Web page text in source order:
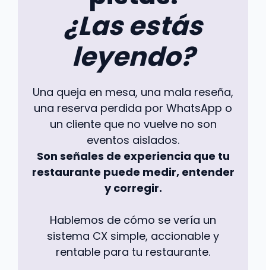
¿Las estás
leyendo?
Una queja en mesa, una mala reseña,
una reserva perdida por WhatsApp o
un cliente que no vuelve no son
eventos aislados.
Son señales de experiencia que tu
restaurante puede medir, entender
y corregir.
Hablemos de cómo se vería un
sistema CX simple, accionable y
rentable para tu restaurante.